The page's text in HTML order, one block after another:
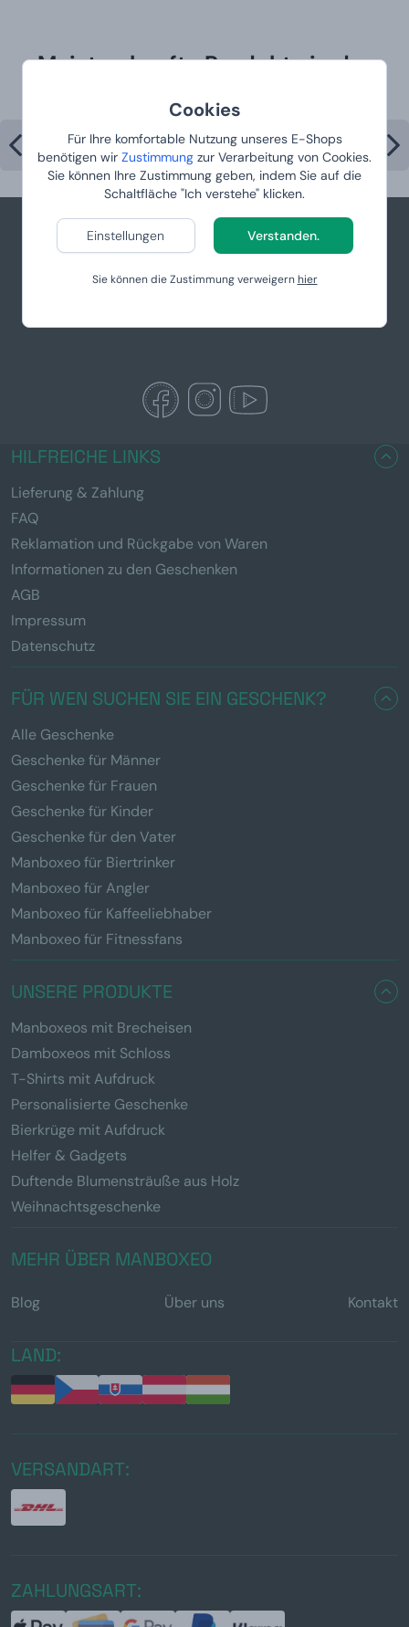
Cookies
Für Ihre komfortable Nutzung unseres E-Shops
benötigen wir Zustimmung zur Verarbeitung von Cookies.
Sie können Ihre Zustimmung geben, indem Sie auf die
Schaltfläche "Ich verstehe" klicken.
Einstellungen Verstanden.
Sie können die Zustimmung verweigernhier
Meistverkaufte Produkte in der
info@manboxeo.de
HILFREICHE LINKS
Lieferung & Zahlung
FAQ
Reklamation und Rückgabe von Waren
Informationen zu den Geschenken
AGB
Impressum
Datenschutz
FÜR WEN SUCHEN SIE EIN GESCHENK?
Alle Geschenke
Geschenke für Männer
Geschenke für Frauen
Geschenke für Kinder
Geschenke für den Vater
Manboxeo für Biertrinker
Manboxeo für Angler
Manboxeo für Kaffeeliebhaber
Manboxeo für Fitnessfans
UNSERE PRODUKTE
Manboxeos mit Brecheisen
Damboxeos mit Schloss
T-Shirts mit Aufdruck
Personalisierte Geschenke
Bierkrüge mit Aufdruck
Helfer & Gadgets
Duftende Blumensträuße aus Holz
Weihnachtsgeschenke
MEHR ÜBER MANBOXEO
Blog Über uns Kontakt
LAND:
VERSANDART:
ZAHLUNGSART: